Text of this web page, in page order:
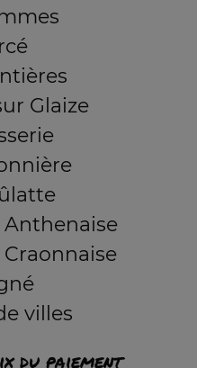
Glaize
Anthenaise
villes
du paiement